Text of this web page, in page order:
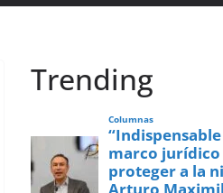
Trending